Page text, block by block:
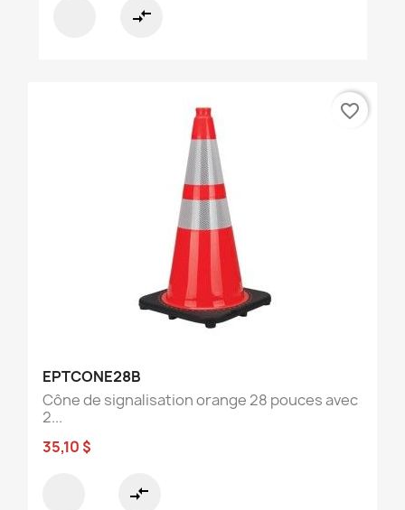
compare_arrows
EPTCONE28B
Cône de signalisation orange 28 pouces avec
2...
35,10 $
compare_arrows
favorite_border